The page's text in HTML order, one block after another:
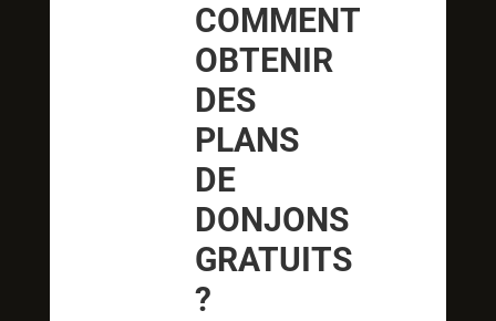
COMMENT
OBTENIR
DES
PLANS
DE
DONJONS
GRATUITS
?